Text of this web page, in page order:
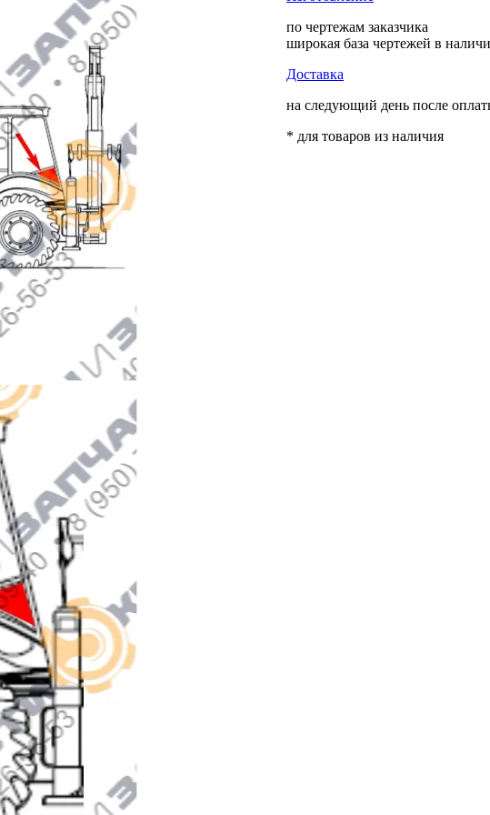
по чертежам заказчика
широкая база чертежей в
Доставка
на следующий день после
* для товаров из наличия